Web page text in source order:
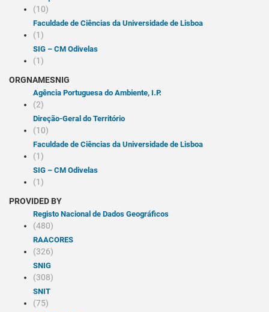
(10)
Faculdade de Ciências da Universidade de Lisboa
(1)
SIG – CM Odivelas
(1)
ORGNAMESNIG
Agência Portuguesa do Ambiente, I.P.
(2)
Direção-Geral do Território
(10)
Faculdade de Ciências da Universidade de Lisboa
(1)
SIG – CM Odivelas
(1)
PROVIDED BY
Registo Nacional de Dados Geográficos
(480)
RAACORES
(326)
SNIG
(308)
SNIT
(75)